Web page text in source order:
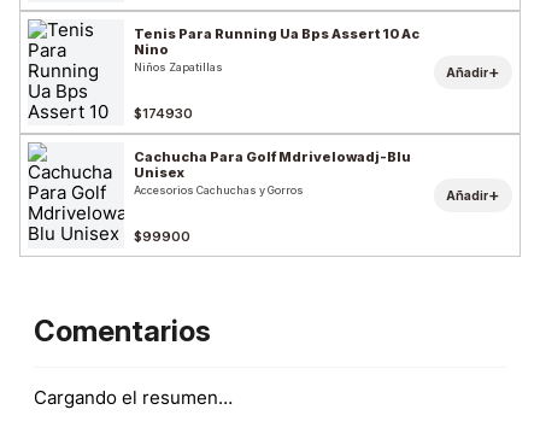
Tenis Para Running Ua Bps Assert 10 Ac
Nino
Niños Zapatillas
$174930
Añadir+
Cachucha Para Golf Mdrivelowadj-Blu
Unisex
Accesorios Cachuchas y Gorros
$99900
Añadir+
Comentarios
Cargando el resumen…